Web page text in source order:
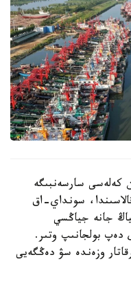
كەلەسى سارسەنبىگە
سونداي-اق
جانە جياڭسي
دەپ بولجانىپ وتىر.
وزەندە سۋ دەڭگەيى